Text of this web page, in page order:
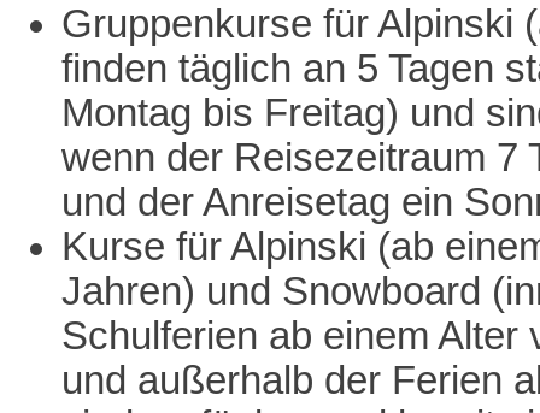
Gruppenkurse für Alpinski
finden täglich an 5 Tagen
Montag bis Freitag) und
wenn der Reisezeitraum 7
und der Anreisetag ein
Kurse für Alpinski (ab
Jahren) und Snowboard
Schulferien ab einem Alter
und außerhalb der Ferien